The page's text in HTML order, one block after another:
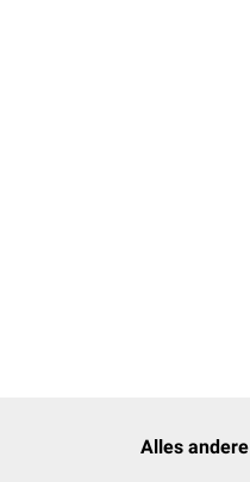
Alles andere